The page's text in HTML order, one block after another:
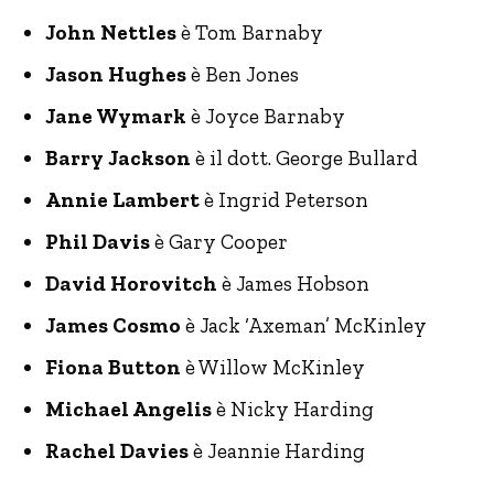
John Nettlesè Tom Barnaby
Jason Hughesè Ben Jones
Jane Wymark è Joyce Barnaby
Barry Jackson è il dott. George Bullard
Annie Lambertè Ingrid Peterson
Phil Davisè Gary Cooper
David Horovitch è James Hobson
James Cosmo è Jack ‘Axeman’ McKinley
Fiona Button è Willow McKinley
Michael Angelisè Nicky Harding
Rachel Daviesè Jeannie Harding